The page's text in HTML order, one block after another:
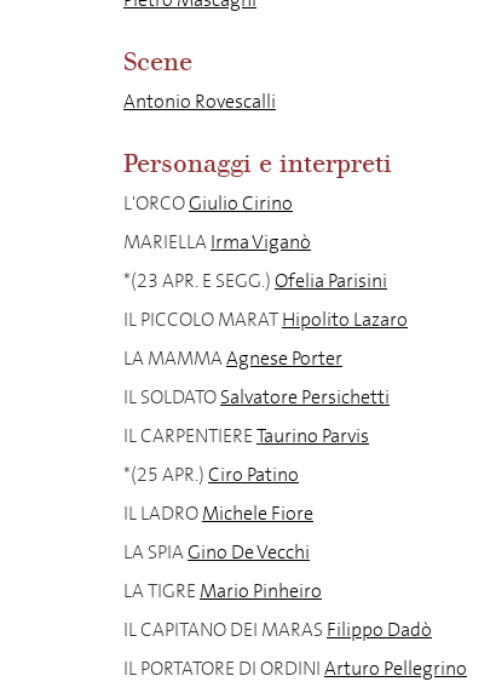
Scene
Antonio Rovescalli
Personaggi e interpreti
L'ORCOGiulio Cirino
MARIELLAIrma Viganò
*(23 APR. E SEGG.)Ofelia Parisini
IL PICCOLO MARATHipolito Lazaro
LA MAMMAAgnese Porter
IL SOLDATOSalvatore Persichetti
IL CARPENTIERETaurino Parvis
*(25 APR.)Ciro Patino
IL LADROMichele Fiore
LA SPIAGino De Vecchi
LA TIGRE Mario Pinheiro
IL CAPITANO DEI MARAS Filippo Dadò
IL PORTATORE DI ORDINIArturo Pellegrino